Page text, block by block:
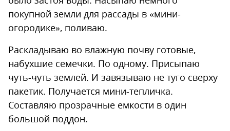
покупной земли для рассады в «мини-
огородике», поливаю.
Раскладываю во влажную почву готовые,
набухшие семечки. По одному. Присыпаю
чуть-чуть землей. И завязываю не туго сверху
пакетик. Получается мини-тепличка.
Составляю прозрачные емкости в один
большой поддон.